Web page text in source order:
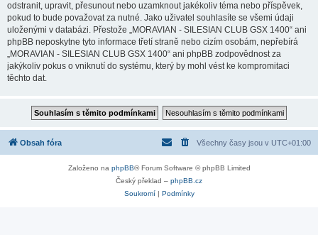
odstranit, upravit, přesunout nebo uzamknout jakékoliv téma nebo příspěvek,
pokud to bude považovat za nutné. Jako uživatel souhlasíte se všemi údaji
uloženými v databázi. Přestože „MORAVIAN - SILESIAN CLUB GSX 1400“ ani
phpBB neposkytne tyto informace třetí straně nebo cizím osobám, nepřebírá
„MORAVIAN - SILESIAN CLUB GSX 1400“ ani phpBB zodpovědnost za
jakýkoliv pokus o vniknutí do systému, který by mohl vést ke kompromitaci
těchto dat.
Obsah fóra Všechny časy jsou v UTC+01:00
Založeno na phpBB® Forum Software © phpBB Limited
Český překlad – phpBB.cz
Soukromí| Podmínky